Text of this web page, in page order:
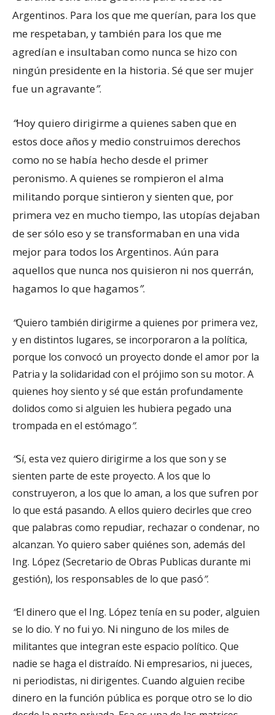
Argentinos. Para los que me querían, para los que
me respetaban, y también para los que me
agredían e insultaban como nunca se hizo con
ningún presidente en la historia. Sé que ser mujer
fue un agravante”.
“Hoy quiero dirigirme a quienes saben que en
estos doce años y medio construimos derechos
como no se había hecho desde el primer
peronismo. A quienes se rompieron el alma
militando porque sintieron y sienten que, por
primera vez en mucho tiempo, las utopías dejaban
de ser sólo eso y se transformaban en una vida
mejor para todos los Argentinos. Aún para
aquellos que nunca nos quisieron ni nos querrán,
hagamos lo que hagamos”.
“Quiero también dirigirme a quienes por primera vez,
y en distintos lugares, se incorporaron a la política,
porque los convocó un proyecto donde el amor por la
Patria y la solidaridad con el prójimo son su motor. A
quienes hoy siento y sé que están profundamente
dolidos como si alguien les hubiera pegado una
trompada en el estómago”.
“Sí, esta vez quiero dirigirme a los que son y se
sienten parte de este proyecto. A los que lo
construyeron, a los que lo aman, a los que sufren por
lo que está pasando. A ellos quiero decirles que creo
que palabras como repudiar, rechazar o condenar, no
alcanzan. Yo quiero saber quiénes son, además del
Ing. López (Secretario de Obras Publicas durante mi
gestión), los responsables de lo que pasó”.
“El dinero que el Ing. López tenía en su poder, alguien
se lo dio. Y no fui yo. Ni ninguno de los miles de
militantes que integran este espacio político. Que
nadie se haga el distraído. Ni empresarios, ni jueces,
ni periodistas, ni dirigentes. Cuando alguien recibe
dinero en la función pública es porque otro se lo dio